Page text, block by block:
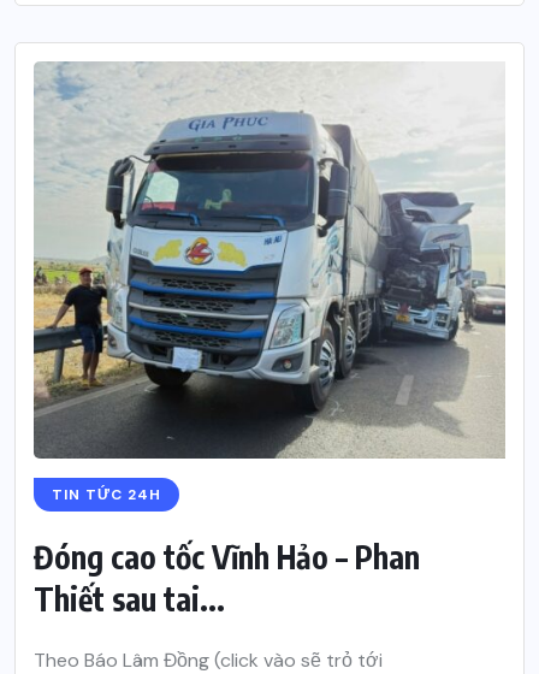
TIN TỨC 24H
Đóng cao tốc Vĩnh Hảo – Phan
Thiết sau tai...
Theo Báo Lâm Đồng (click vào sẽ trỏ tới